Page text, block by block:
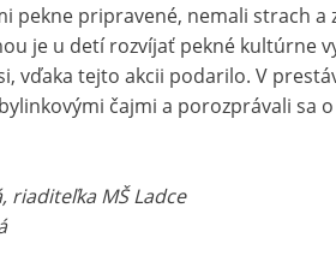
pekne pripravené, nemali strach
je u detí rozvíjať pekné kultúrne
vďaka tejto akcii podarilo. V
čajmi a porozprávali sa
riaditeľka MŠ Ladce